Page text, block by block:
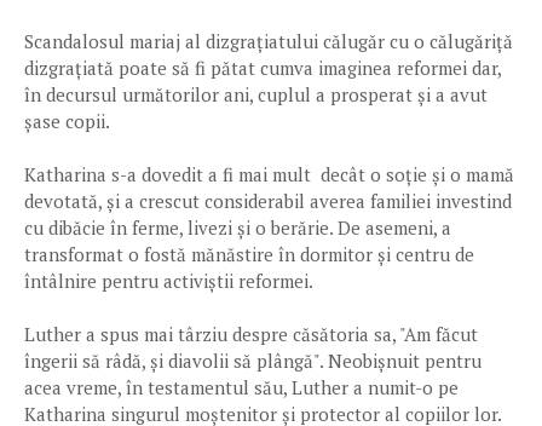
Scandalosul mariaj al dizgrațiatului călugăr cu o călugăriță
dizgrațiată poate să fi pătat cumva imaginea reformei dar,
în decursul următorilor ani, cuplul a prosperat și a avut
șase copii.
Katharina s-a dovedit a fi mai mult decât o soție și o mamă
devotată, și a crescut considerabil averea familiei investind
cu dibăcie în ferme, livezi și o berărie. De asemeni, a
transformat o fostă mănăstire în dormitor și centru de
întâlnire pentru activiștii reformei.
Luther a spus mai târziu despre căsătoria sa, "Am făcut
îngerii să râdă, și diavolii să plângă". Neobișnuit pentru
acea vreme, în testamentul său, Luther a numit-o pe
Katharina singurul moștenitor și protector al copiilor lor.